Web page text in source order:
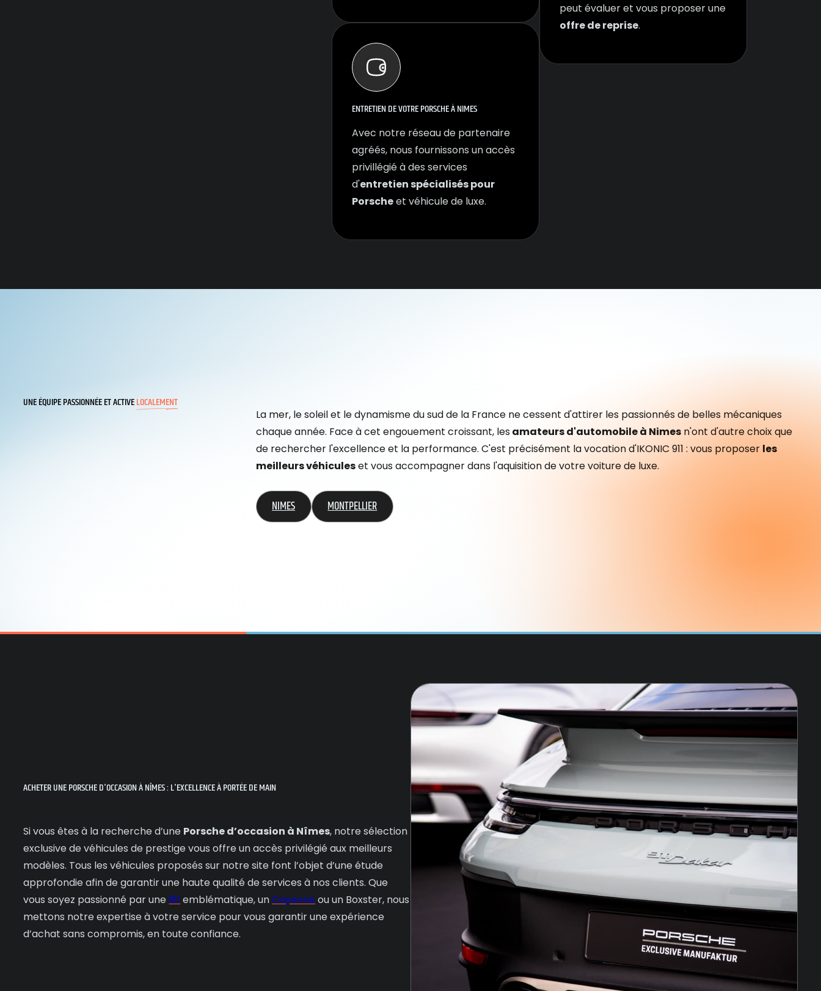
ENTRETIEN DE VOTRE PORSCHE À NIMES
Avec notre réseau de partenaire
agréés, nous fournissons un accès
privillégié à des services
d'entretien spécialisés pour
Porscheet véhicule de luxe.
peut évaluer et vous proposer une
offre de reprise.
UNE ÉQUIPE PASSIONNÉE ET ACTIVELOCALEMENT
La mer, le soleil et le dynamisme du sud de la France ne cessent d'attirer les passionnés de belles mécaniques
chaque année. Face à cet engouement croissant, les amateurs d'automobile à Nimesn'ont d'autre choix que
de rechercher l'excellence et la performance. C'est précisément la vocation d'IKONIC 911 : vous proposer les
meilleurs véhiculeset vous accompagner dans l'aquisition de votre voiture de luxe.
NIMES MONTPELLIER
ACHETER UNE PORSCHE D'OCCASION À NÎMES : L'EXCELLENCE À PORTÉE DE MAIN
Si vous êtes à la recherche d’une Porsche d’occasion à Nîmes, notre sélection
exclusive de véhicules de prestige vous offre un accès privilégié aux meilleurs
modèles. Tous les véhicules proposés sur notre site font l’objet d’une étude
approfondie afin de garantir une haute qualité de services à nos clients. Que
vous soyez passionné par une911 emblématique, unCayenne ou un Boxster, nous
mettons notre expertise à votre service pour vous garantir une expérience
d’achat sans compromis, en toute confiance.